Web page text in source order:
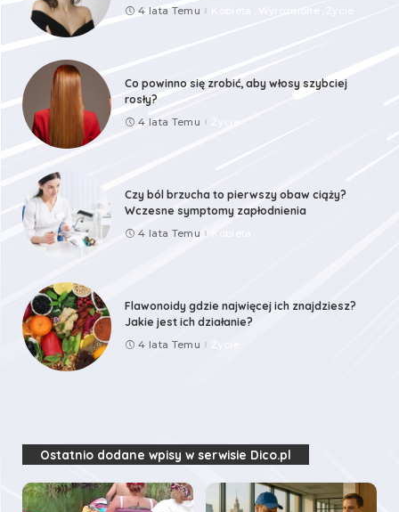
4 lata Temu Wyróżnione
Co powinno się zrobić, aby włosy szybciej
rosły?
4 lata Temu
Czy ból brzucha to pierwszy obaw ciąży?
Wczesne symptomy zapłodnienia
4 lata Temu
Flawonoidy gdzie najwięcej ich znajdziesz?
Jakie jest ich działanie?
4 lata Temu
Ostatnio dodane wpisy w serwisie Dico.pl